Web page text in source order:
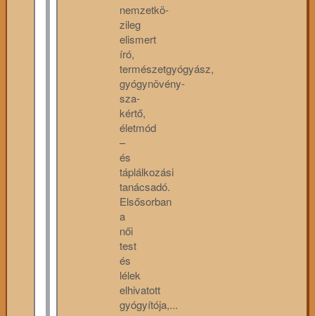
nemzetkö­
zileg
elismert
író,
természetgyógyász,
gyógynövény-
sza­
kértő,
életmód
–
és
táplálkozási
tanácsadó.
Elsősorban
a
női
test
és
lélek
elhivatott
gyógyítója,...